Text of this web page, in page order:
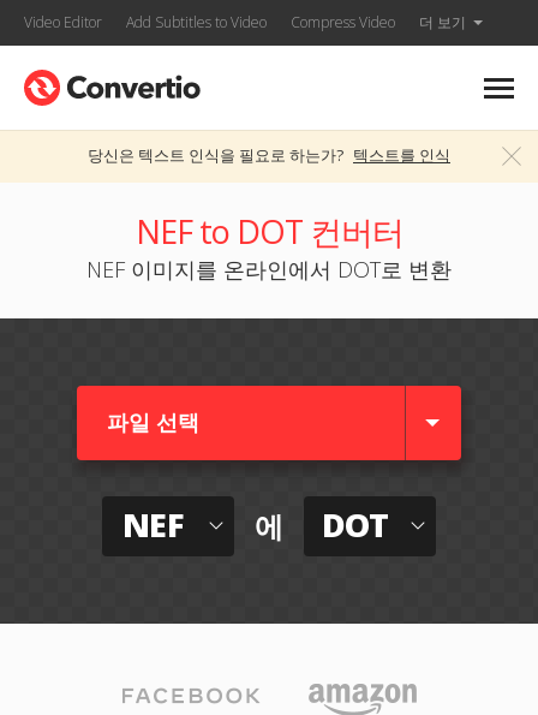
Video Editor Add Subtitles to Video Compress Video 더 보기
당신은 텍스트 인식을 필요로 하는가? 텍스트를 인식
NEF to DOT 컨버터
NEF 이미지를 온라인에서 DOT로 변환
파일 선택
NEF 에 DOT